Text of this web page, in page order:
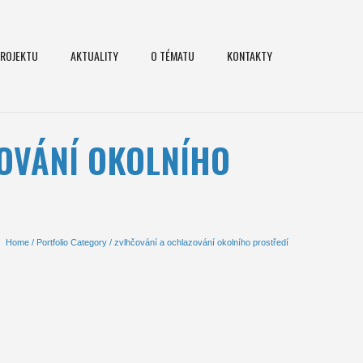
AKTUALITY O TÉMATU KONTAKTY
OKOLNÍHO
Home / Portfolio Category / zvlhčování a ochlazování okolního prostředí